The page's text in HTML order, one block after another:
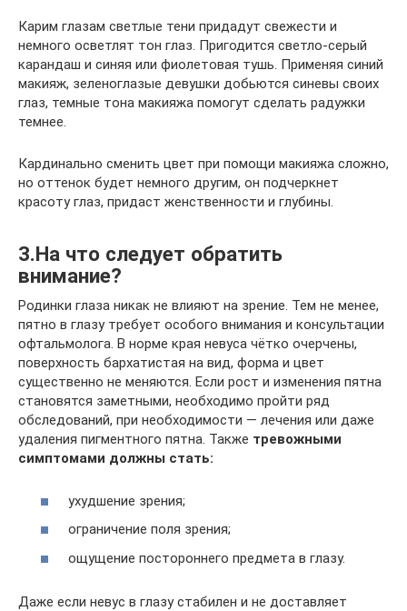
Карим глазам светлые тени придадут свежести и
немного осветлят тон глаз. Пригодится светло-серый
карандаш и синяя или фиолетовая тушь. Применяя синий
макияж, зеленоглазые девушки добьются синевы своих
глаз, темные тона макияжа помогут сделать радужки
темнее.
Кардинально сменить цвет при помощи макияжа сложно,
но оттенок будет немного другим, он подчеркнет
красоту глаз, придаст женственности и глубины.
3.На что следует обратить
внимание?
Родинки глаза никак не влияют на зрение. Тем не менее,
пятно в глазу требует особого внимания и консультации
офтальмолога. В норме края невуса чётко очерчены,
поверхность бархатистая на вид, форма и цвет
существенно не меняются. Если рост и изменения пятна
становятся заметными, необходимо пройти ряд
обследований, при необходимости — лечения или даже
удаления пигментного пятна. Также тревожными
симптомами должны стать:
ухудшение зрения;
ограничение поля зрения;
ощущение постороннего предмета в глазу.
Даже если невус в глазу стабилен и не доставляет